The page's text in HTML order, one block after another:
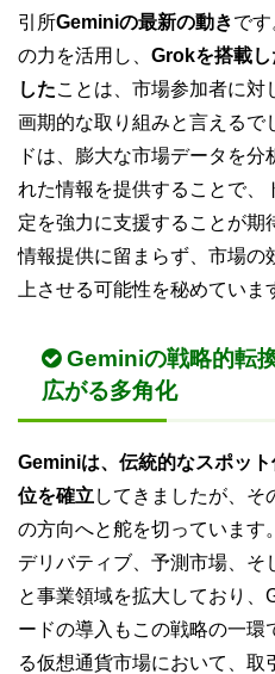
引所Geminiの最新の動きです
の力を活用し、 Grokを搭載
したことは、市場参加者に対
画期的な取り組みと言えるで
ドは、膨大な市場データを
れた情報を提供することで、
定を強力に支援することが期
情報提供に留まらず、市場の
上させる可能性を秘めていま
Geminiの戦略的転
広がる多角化
Geminiは、伝統的なスポッ
位を確立 してきましたが、そ
の方向へと舵を切っています
デリバティブ、予測市場、
と事業領域を拡大しており、
ードの導入もこの戦略の一環
る仮想通貨市場において、取